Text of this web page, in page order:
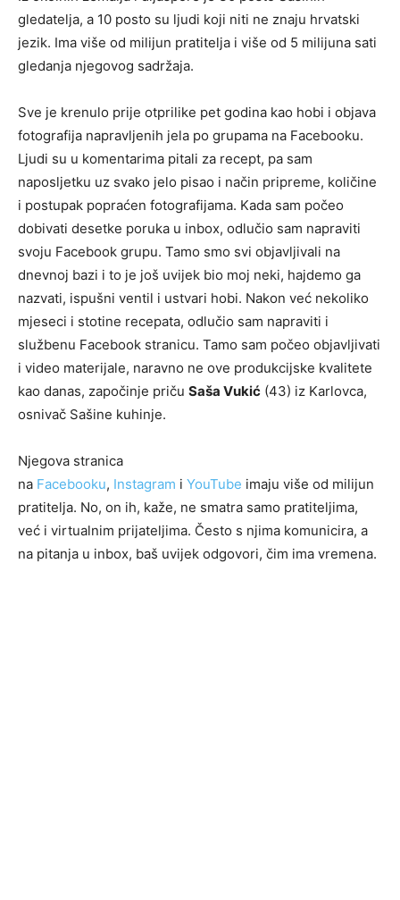
gledatelja, a 10 posto su ljudi koji niti ne znaju hrvatski
jezik. Ima više od milijun pratitelja i više od 5 milijuna sati
gledanja njegovog sadržaja.
Sve je krenulo prije otprilike pet godina kao hobi i objava
fotografija napravljenih jela po grupama na Facebooku.
Ljudi su u komentarima pitali za recept, pa sam
naposljetku uz svako jelo pisao i način pripreme, količine
i postupak popraćen fotografijama. Kada sam počeo
dobivati desetke poruka u inbox, odlučio sam napraviti
svoju Facebook grupu. Tamo smo svi objavljivali na
dnevnoj bazi i to je još uvijek bio moj neki, hajdemo ga
nazvati, ispušni ventil i ustvari hobi. Nakon već nekoliko
mjeseci i stotine recepata, odlučio sam napraviti i
službenu Facebook stranicu. Tamo sam počeo objavljivati
i video materijale, naravno ne ove produkcijske kvalitete
kao danas, započinje priču Saša Vukić (43) iz Karlovca,
osnivač Sašine kuhinje.
Njegova stranica
na Facebooku, Instagram i YouTube imaju više od milijun
pratitelja. No, on ih, kaže, ne smatra samo pratiteljima,
već i virtualnim prijateljima. Često s njima komunicira, a
na pitanja u inbox, baš uvijek odgovori, čim ima vremena.